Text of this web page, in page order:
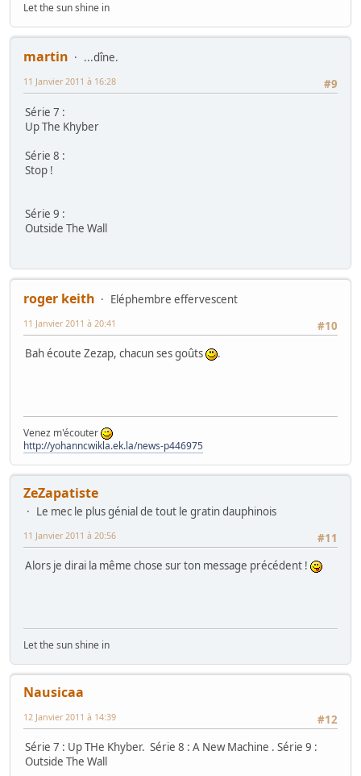
Let the sun shine in
martin
...dîne.
#9
11 Janvier 2011 à 16:28
Série 7 :
Up The Khyber
Série 8 :
Stop !
Série 9 :
Outside The Wall
roger keith
Eléphembre effervescent
#10
11 Janvier 2011 à 20:41
Bah écoute Zezap, chacun ses goûts .
Venez m'écouter
http://yohanncwikla.ek.la/news-p446975
ZeZapatiste
Le mec le plus génial de tout le gratin dauphinois
#11
11 Janvier 2011 à 20:56
Alors je dirai la même chose sur ton message précédent !
Let the sun shine in
Nausicaa
#12
12 Janvier 2011 à 14:39
Série 7 : Up THe Khyber. Série 8 : A New Machine . Série 9 :
Outside The Wall